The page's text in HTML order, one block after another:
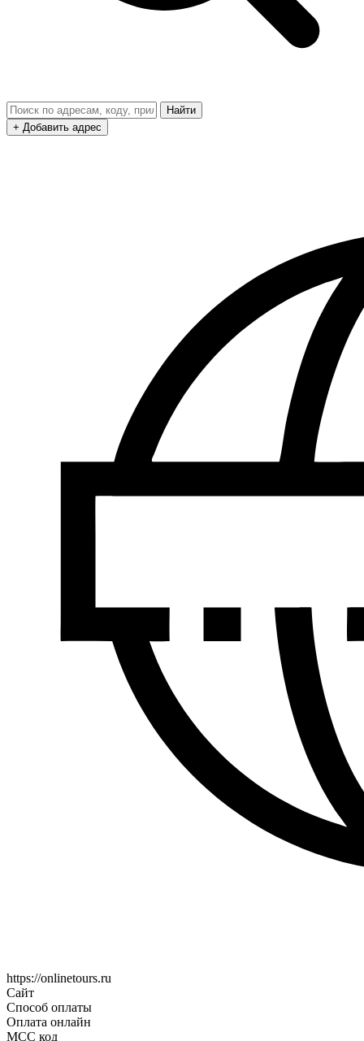
Найти
+ Добавить адрес
https://onlinetours.ru
Сайт
Способ оплаты
Оплата онлайн
MCC код